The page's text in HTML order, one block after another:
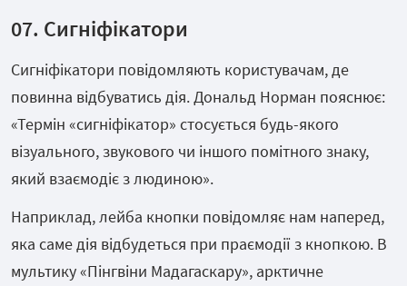
07. Сигніфікатори
Сигніфікатори повідомляють користувачам, де
повинна відбуватись дія. Дональд Норман пояснює:
«Термін «сигніфікатор» стосується будь-якого
візуального, звукового чи іншого помітного знаку,
який взаємодіє з людиною».
Наприклад, лейба кнопки повідомляє нам наперед,
яка саме дія відбудеться при праємодії з кнопкою. В
мультику «Пінгвіни Мадагаскару», арктичне